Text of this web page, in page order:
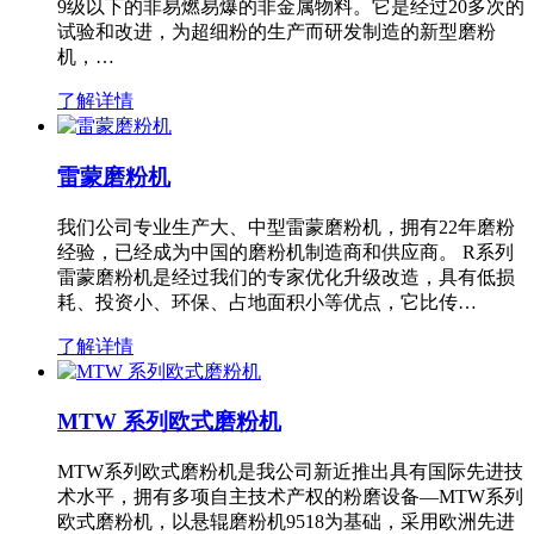
9级以下的非易燃易爆的非金属物料。它是经过20多次的
试验和改进，为超细粉的生产而研发制造的新型磨粉
机，…
了解详情
雷蒙磨粉机
我们公司专业生产大、中型雷蒙磨粉机，拥有22年磨粉
经验，已经成为中国的磨粉机制造商和供应商。 R系列
雷蒙磨粉机是经过我们的专家优化升级改造，具有低损
耗、投资小、环保、占地面积小等优点，它比传…
了解详情
MTW 系列欧式磨粉机
MTW系列欧式磨粉机是我公司新近推出具有国际先进技
术水平，拥有多项自主技术产权的粉磨设备—MTW系列
欧式磨粉机，以悬辊磨粉机9518为基础，采用欧洲先进